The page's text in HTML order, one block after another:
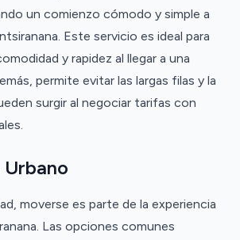
un comienzo cómodo y simple a
Este servicio es ideal para
y rapidez al llegar a una
permite evitar las largas filas y la
surgir al negociar tarifas con
moverse es parte de la experiencia
Las opciones comunes